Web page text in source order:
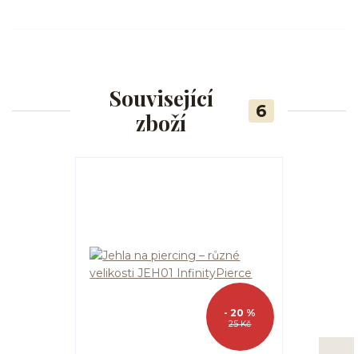
Související
zboží
6
25 Kč
- 20 %